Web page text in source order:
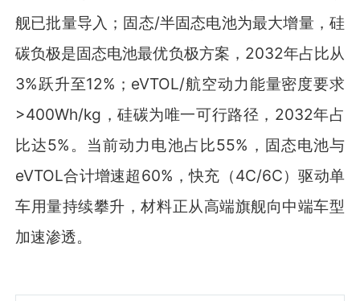
舰已批量导入；固态/半固态电池为最大增量，硅
碳负极是固态电池最优负极方案，2032年占比从
3%跃升至12%；eVTOL/航空动力能量密度要求
>400Wh/kg，硅碳为唯一可行路径，2032年占
比达5%。当前动力电池占比55%，固态电池与
eVTOL合计增速超60%，快充（4C/6C）驱动单
车用量持续攀升，材料正从高端旗舰向中端车型
加速渗透。